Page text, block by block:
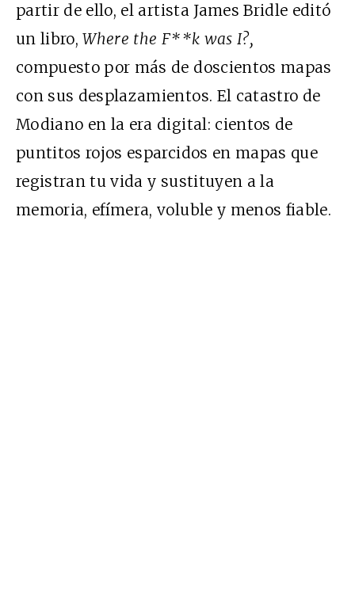
partir de ello, el artista James Bridle editó
un libro,Where the F**k was I?,
compuesto por más de doscientos mapas
con sus desplazamientos. El catastro de
Modiano en la era digital: cientos de
puntitos rojos esparcidos en mapas que
registran tu vida y sustituyen a la
memoria, efímera, voluble y menos fiable.